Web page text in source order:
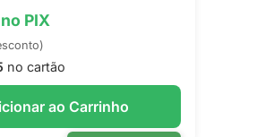
PIX
no cartão
ao Carrinho